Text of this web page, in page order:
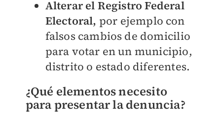
Alterar el Registro Federal
Electoral, por ejemplo con
falsos cambios de domicilio
para votar en un municipio,
distrito o estado diferentes.
¿Qué elementos necesito
parapresentar la denuncia?